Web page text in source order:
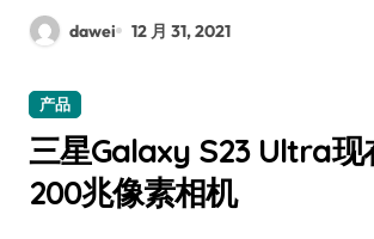
dawei 12 月 31, 2021
产品
三星Galaxy S23 Ultra现
200兆像素相机